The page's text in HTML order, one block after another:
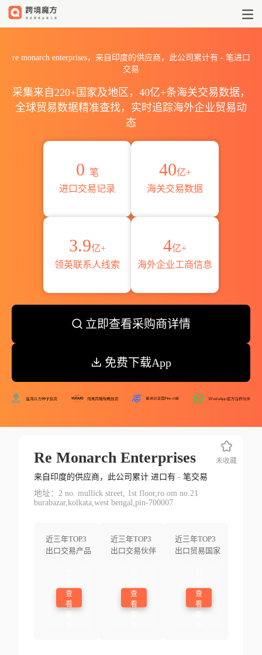
re monarch enterprises，来自印度的供应商，此公司累计有 -笔进口
交易
采集来自220+国家及地区，40亿+条海关交易数据，
全球贸易数据精准查找，实时追踪海外企业贸易动
态
0 笔
进口交易记录
40亿+
海关交易数据
3.9亿+
领英联系人线索
4亿+
海外企业工商信息
立即查看采购商详情
免费下载App
Re Monarch Enterprises
来自印度的供应商，此公司累计 进口有 -笔交易
地址：2 no. mullick street, 1st floor,ro om no.21
burabazar,kolkata,west bengal,pin-700007
近三年TOP3
出口交易产品
查
看
近三年TOP3
出口交易伙伴
查
看
近三年TOP3
出口贸易国家
查
看
未收藏